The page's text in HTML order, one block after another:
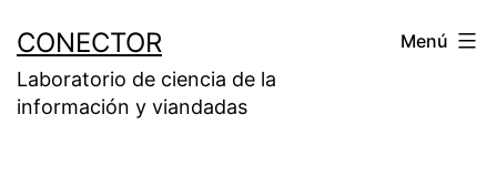
contenido
CONECTOR
Laboratorio de ciencia de la
información y viandadas
Menú